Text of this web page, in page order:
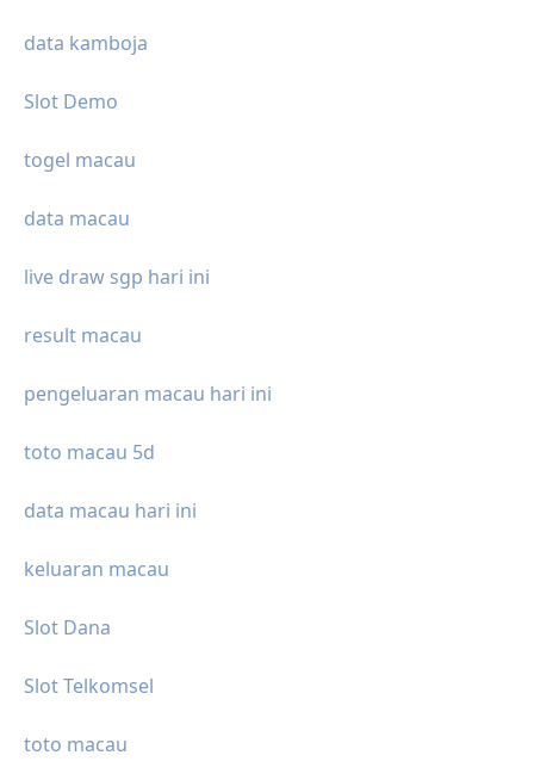
data kamboja
Slot Demo
togel macau
data macau
live draw sgp hari ini
result macau
pengeluaran macau hari ini
toto macau 5d
data macau hari ini
keluaran macau
Slot Dana
Slot Telkomsel
toto macau